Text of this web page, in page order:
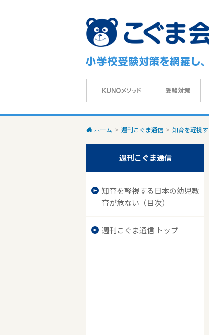
ホーム > 週刊こぐま通信 > 知育を軽視
週刊こぐま通信
知育を軽視する日本の幼児教
育が危ない（目次）
週刊こぐま通信 トップ